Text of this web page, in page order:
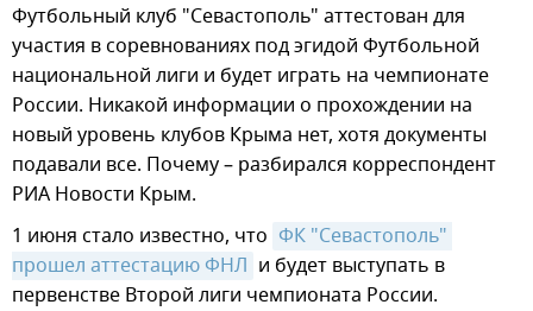
Футбольный клуб "Севастополь" аттестован для
участия в соревнованиях под эгидой Футбольной
национальной лиги и будет играть на чемпионате
России. Никакой информации о прохождении на
новый уровень клубов Крыма нет, хотя документы
подавали все. Почему – разбирался корреспондент
РИА Новости Крым.
1 июня стало известно, что ФК "Севастополь"
прошел аттестацию ФНЛ и будет выступать в
первенстве Второй лиги чемпионата России.